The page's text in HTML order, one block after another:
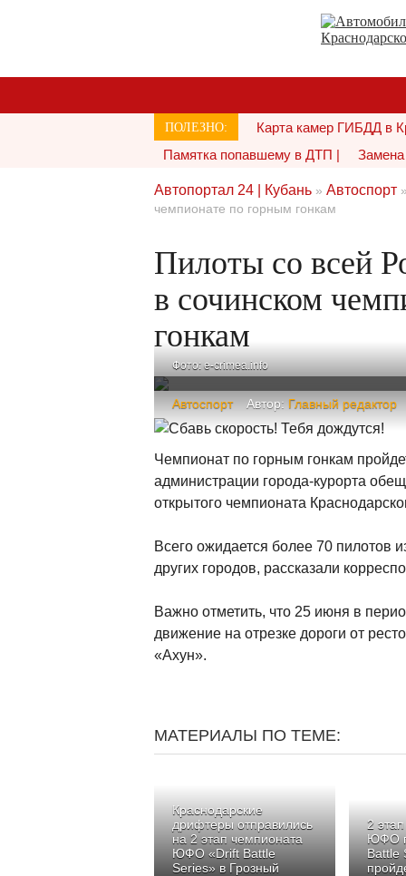
ПОЛЕЗНО:
Карта камер ГИБДД в
Памятка попавшему в ДТП |
Автопортал 24 | Кубань » Автоспорт
чемпионате по горным гонкам
Пилоты со всей
в сочинском
гонкам
Фото: e-crimea.info
Автоспорт Автор: Главный редактор
Чемпионат по горным гонкам
администрации города-курорта
открытого чемпионата
Всего ожидается более 70 пилотов
других городов, рассказали
Важно отметить, что 25 июня в
движение на отрезке дороги от
«Ахун».
МАТЕРИАЛЫ ПО ТЕМЕ:
Краснодарские
дрифтеры отправились
на 2 этап чемпионата
ЮФО «Drift Battle
Series» в Грозный
2
ЮФО
Battle